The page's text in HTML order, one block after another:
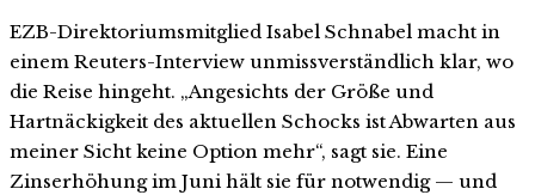
EZB-Direktoriumsmitglied Isabel Schnabel macht in
einem Reuters-Interview unmissverständlich klar, wo
die Reise hingeht. „Angesichts der Größe und
Hartnäckigkeit des aktuellen Schocks ist Abwarten aus
meiner Sicht keine Option mehr“, sagt sie. Eine
Zinserhöhung im Juni hält sie für notwendig — und